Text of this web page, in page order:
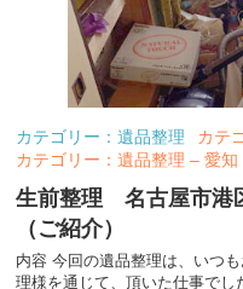
カテゴリー：遺品整理
カテ
カテゴリー：遺品整理 – 愛知
生前整理 名古屋市
（ご紹介）
内容 今回の遺品整理は、いつ
理様を通じて、頂いた仕事で